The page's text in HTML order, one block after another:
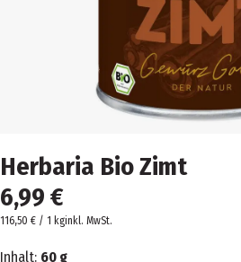
Herbaria Bio Zimt
6,99 €
116,50 € / 1 kginkl. MwSt.
Inhalt: 60 g